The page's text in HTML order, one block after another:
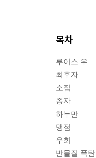
목차
루이스 우
최후자
소집
종자
하누만
맹점
우회
반물질 폭탄